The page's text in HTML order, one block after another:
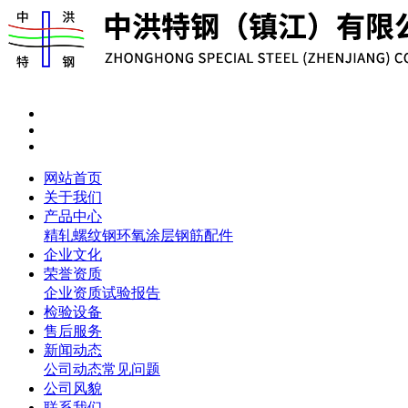
网站首页
关于我们
产品中心
精轧螺纹钢环氧涂层钢筋配件
企业文化
荣誉资质
企业资质试验报告
检验设备
售后服务
新闻动态
公司动态常见问题
公司风貌